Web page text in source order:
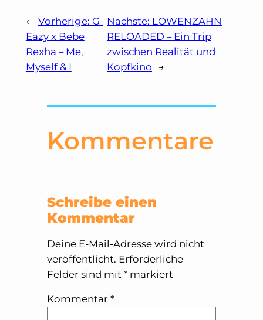
← Vorherige: G-
Eazy x Bebe
Rexha – Me,
Myself & I
Nächste: LÖWENZAHN
RELOADED – Ein Trip
zwischen Realität und
Kopfkino
→
Kommentare
Schreibe einen
Kommentar
Deine E-Mail-Adresse wird nicht
veröffentlicht. Erforderliche
Felder sind mit *markiert
Kommentar *